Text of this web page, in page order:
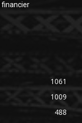
financier
1061
1009
488